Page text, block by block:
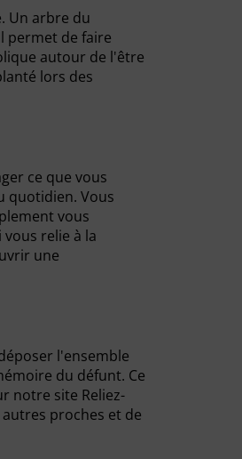
Un arbre du
permet de faire
autour de l'être
lors des
ce que vous
quotidien. Vous
vous
relie à la
une
l'ensemble
du défunt. Ce
notre site Reliez-
proches et de